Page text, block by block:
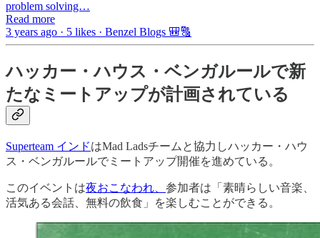
problem solving…
Read more
3 years ago · 5 likes · Benzel Blogs 🎒🔠
ハッカー・ハウス・ベンガルールで新
たなミートアップが計画されている
Superteam インドはMad Ladsチームと協力しハッカー・ハウ
ス・ベンガルールでミートアップ開催を進めている。
このイベントは夜おこなわれ、 参加者は「素晴らしい音楽、
活気ある会話、無料の飲食」を楽しむことができる。